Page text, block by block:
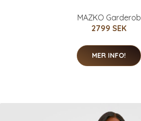
MAZKO Garderob
2799 SEK
MER INFO!